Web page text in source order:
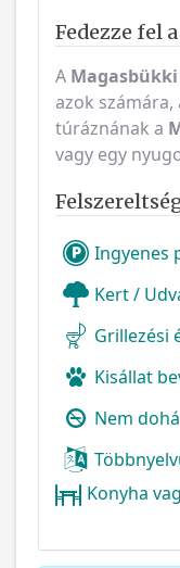
Fedezze fel
A
azok
túráznának a
vagy egy
Ingyenes
Kert /
Grillezési
Kisállat
Nem
Konyha